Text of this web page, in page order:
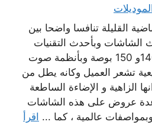
القليلة تنافسا واضحا بين
الشاشات وبأحدث التقنيات
وبأحجام متنوعة تصل 140و 150 بوصة وبأنظمة صوت
تشعر العميل وكانه يطل من
الزاهية و الإضاءة الساطعة
عدة عروض على هذه الشاشات
عالمية ، كما ... اقرأ